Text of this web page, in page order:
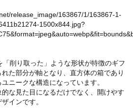
release_image/163867/1/163867-1-
1500x844.jpg?
削り取った」ような形状が特徴のギフ
た部分が軸となり、直方体の箱であり
ニークな構造になっています。
な見た目になるだけでなく、開けやす
インです。